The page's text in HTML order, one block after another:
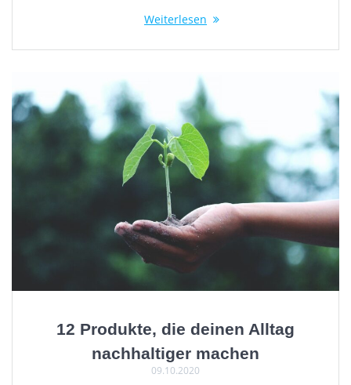
Weiterlesen
12 Produkte, die deinen Alltag
nachhaltiger machen
09.10.2020